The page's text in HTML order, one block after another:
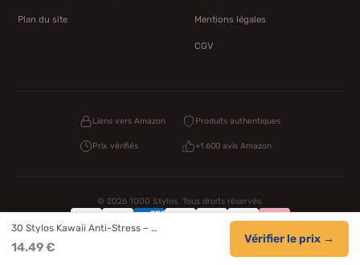
Plan du site Mentions légales
CGV
Liens vers Amazon Produits authentiques
Prix vérifiés +1 600 avis Amazon
© 2026 1000 Stylos. Tous droits réservés.
Cookies
30 Stylos Kawaii Anti-Stress – …
14.49 €
Vérifier le prix →